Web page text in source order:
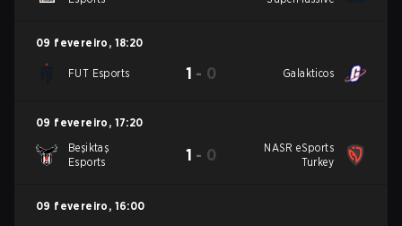
09 fevereiro , 18:20
FUT Esports 1 - 0 Galakticos
09 fevereiro , 17:20
Beşiktaş
Esports
1 - 0
NASR eSports
Turkey
09 fevereiro , 16:00